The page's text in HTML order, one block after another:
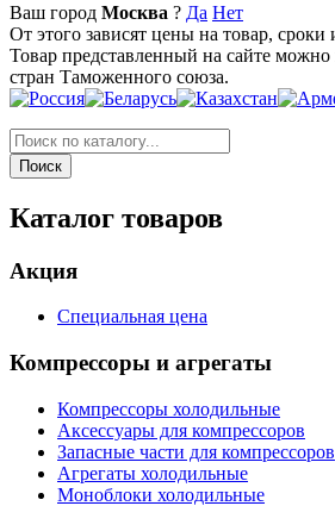
Ваш город Москва ? Да Нет
От этого зависят цены на товар, сроки
Товар представленный на сайте можно
стран Таможенного союза.
Каталог товаров
Акция
Специальная цена
Компрессоры и агрегаты
Компрессоры холодильные
Аксессуары для компрессоров
Запасные части для компрессоров
Агрегаты холодильные
Моноблоки холодильные